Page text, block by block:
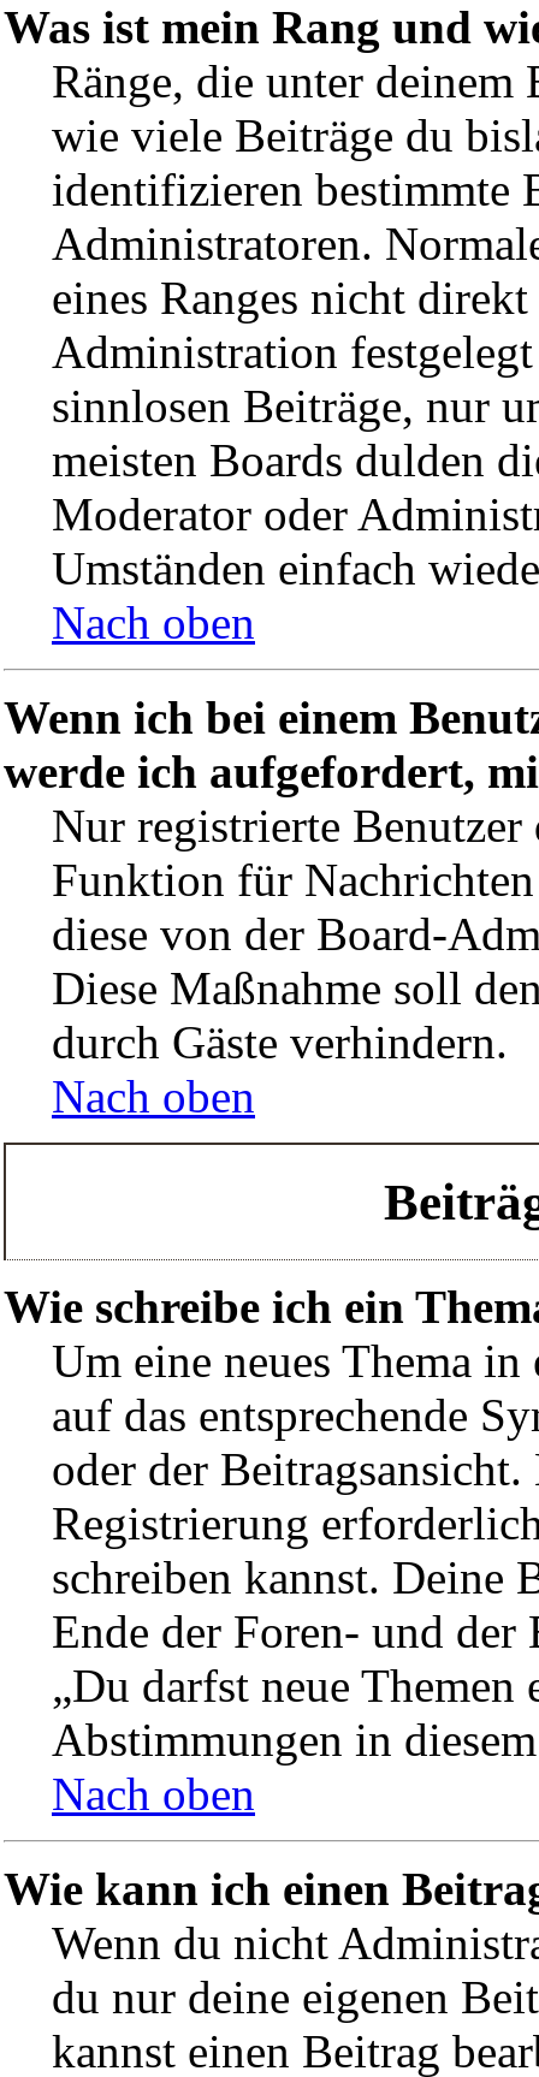
Was ist mein Rang und
Ränge, die unter deinem
wie viele Beiträge du
identifizieren bestimmte
Administratoren.
eines Ranges nicht
Administration
sinnlosen Beiträge, nur
meisten Boards dulden
Moderator oder
Umständen einfach
Nach oben
Wenn ich bei einem
werde ich aufgefordert,
Nur registrierte
Funktion für
diese von der Board-
Diese Maßnahme soll
durch Gäste verhindern.
Nach oben
Wie schreibe ich ein
Um eine neues Thema
auf das entsprechende
oder der Beitragsansicht.
Registrierung
schreiben kannst. Deine
Ende der Foren- und
„Du darfst neue Themen
Abstimmungen in
Nach oben
Wie kann ich einen
Wenn du nicht
du nur deine eigenen
kannst einen Beitrag